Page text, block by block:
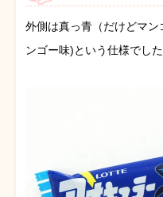
外側は真っ青（だけどマ
ンゴー味)という仕様でした